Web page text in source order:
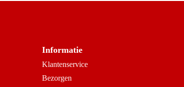
Informatie
Klantenservice
Bezorgen